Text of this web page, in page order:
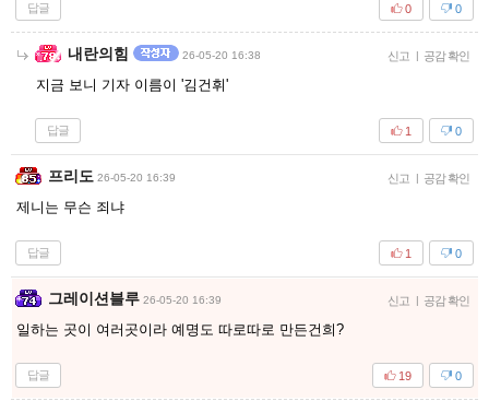
답글 0
0
내란의힘 26-05-20 16:38 신고 | 공감 확인
지금 보니 기자 이름이 '김건휘'
답글 0
1
프리도 26-05-20 16:39 신고 | 공감 확인
제니는 무슨 죄냐
답글 0
1
그레이션블루 26-05-20 16:39 신고 | 공감 확인
일하는 곳이 여러곳이라 예명도 따로따로 만든건희?
답글 0
19